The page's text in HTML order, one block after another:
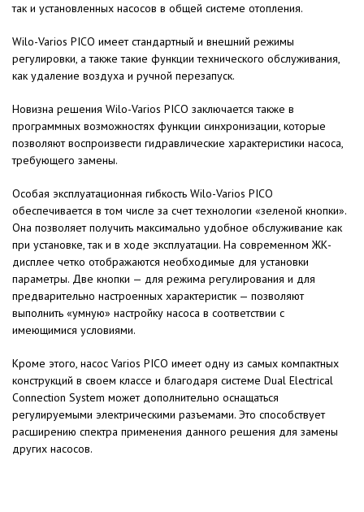
так и установленных насосов в общей системе отопления.
Wilo-Varios PICO имеет стандартный и внешний режимы
регулировки, а также такие функции технического обслуживания,
как удаление воздуха и ручной перезапуск.
Новизна решения Wilo-Varios PICO заключается также в
программных возможностях функции синхронизации, которые
позволяют воспроизвести гидравлические характеристики насоса,
требующего замены.
Особая эксплуатационная гибкость Wilo-Varios PICO
обеспечивается в том числе за счет технологии «зеленой кнопки».
Она позволяет получить максимально удобное обслуживание как
при установке, так и в ходе эксплуатации. На современном ЖК-
дисплее четко отображаются необходимые для установки
параметры. Две кнопки — для режима регулирования и для
предварительно настроенных характеристик — позволяют
выполнить «умную» настройку насоса в соответствии с
имеющимися условиями.
Кроме этого, насос Varios PICO имеет одну из самых компактных
конструкций в своем классе и благодаря системе Dual Electrical
Connection System может дополнительно оснащаться
регулируемыми электрическими разъемами. Это способствует
расширению спектра применения данного решения для замены
других насосов.